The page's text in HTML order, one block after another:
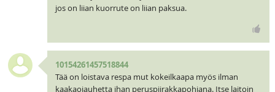
jos on liian kuorrute on liian paksua.
10154261457518844
Tää on loistava respa mut kokeilkaapa myös ilman
kaakaojauhetta ihan peruspiirakkapohjana. Itse laitoin